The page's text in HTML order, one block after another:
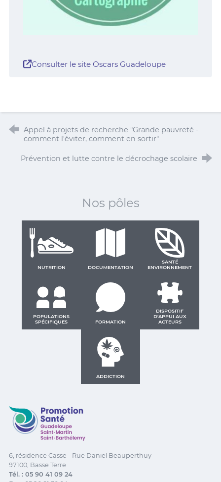
Consulter le site Oscars Guadeloupe
Appel à projets de recherche "Grande pauvreté -
comment l'éviter, comment en sortir"
Prévention et lutte contre le décrochage scolaire
Nos pôles
NUTRITION DOCUMENTATION
SANTÉ
ENVIRONNEMENT
POPULATIONS
SPÉCIFIQUES
FORMATION
DISPOSITIF
D'APPUI AUX
ACTEURS
ADDICTION
Promotion Santé Guadeloupe, Saint-Martin, Saint
6, résidence Casse - Rue Daniel Beauperthuy
97100, Basse Terre
Tél. : 05 90 41 09 24